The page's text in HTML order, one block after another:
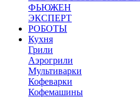
ФЬЮЖЕН
ЭКСПЕРТ
РОБОТЫ
Кухня
Грили
Аэрогрили
Мультиварки
Кофеварки
Кофемашины